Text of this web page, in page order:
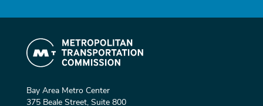
Bay Area Metro Center
375 Beale Street, Suite 800